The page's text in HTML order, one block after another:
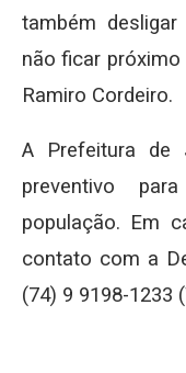
também
não ficar próximo
Ramiro Cordeiro.
A Prefeitura de
preventivo
população. Em
contato com a
(74) 9 9198-1233